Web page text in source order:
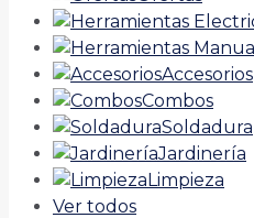
Accesorios
Combos
Soldadura
Jardinería
Limpieza
Ver todos